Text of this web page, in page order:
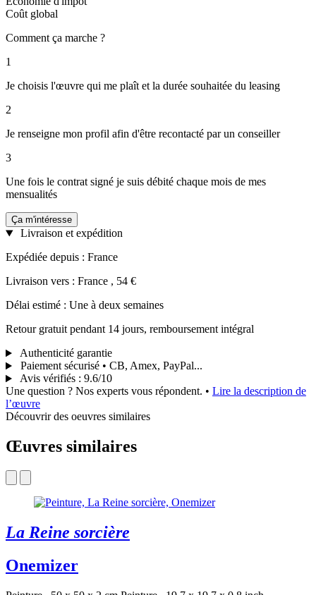
Coût global
Comment ça marche ?
1
Je choisis l'œuvre qui me plaît et la durée souhaitée du leasing
2
Je renseigne mon profil afin d'être recontacté par un conseiller
3
Une fois le contrat signé je suis débité chaque mois de mes
mensualités
Ça m'intéresse
Livraison et expédition
Expédiée depuis : France
Livraison vers : France , 54 €
Délai estimé : Une à deux semaines
Retour gratuit pendant 14 jours, remboursement intégral
Authenticité garantie
Paiement sécurisé • CB, Amex, PayPal...
Avis vérifiés : 9.6/10
Une question ? Nos experts vous répondent. • Lire la description de
l’œuvre
Découvrir des oeuvres similaires
Œuvres similaires
La Reine sorcière
Onemizer